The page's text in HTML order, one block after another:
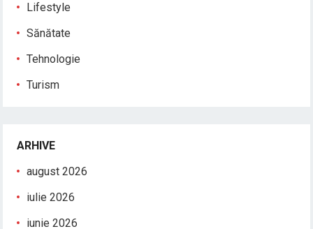
Lifestyle
Sănătate
Tehnologie
Turism
ARHIVE
august 2026
iulie 2026
iunie 2026